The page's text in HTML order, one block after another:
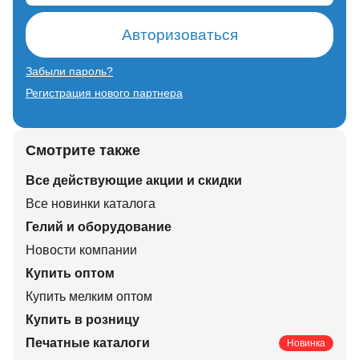
Авторизоваться
Забыли пароль?
Регистрация нового партнера
Смотрите также
Все действующие акции и скидки
Все новинки каталога
Гелий и оборудование
Новости компании
Купить оптом
Купить мелким оптом
Купить в розницу
Печатные каталоги
Новинка